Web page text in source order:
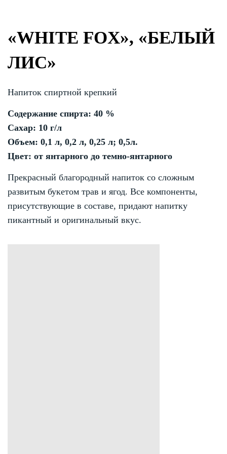
«WHITE FOX», «БЕЛЫЙ
ЛИС»
Напиток спиртной крепкий
Содержание спирта: 40 %
Сахар: 10 г/л
Объем: 0,1 л, 0,2 л, 0,25 л; 0,5л.
Цвет: от янтарного до темно-янтарного
Прекрасный благородный напиток со сложным
развитым букетом трав и ягод. Все компоненты,
присутствующие в составе, придают напитку
пикантный и оригинальный вкус.